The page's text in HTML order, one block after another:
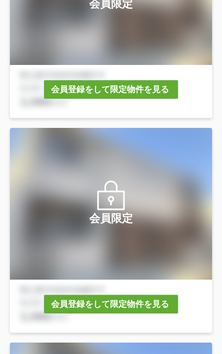
会員限定
会員登録をして限定物件を見る
会員限定
会員登録をして限定物件を見る